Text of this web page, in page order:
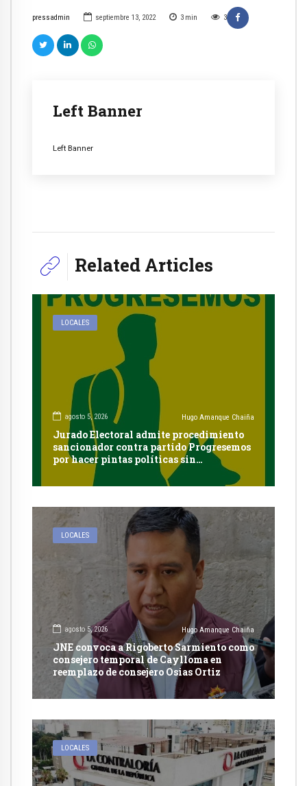
pressadmin septiembre 13, 2022 3 min 3
Left Banner
Left Banner
Related Articles
LOCALES
agosto 5, 2026 Hugo Amanque Chaiña
Jurado Electoral admite procedimiento
sancionador contra partido Progresemos
por hacer pintas políticas sin
autorización en Cayma
LOCALES
agosto 5, 2026 Hugo Amanque Chaiña
JNE convoca a Rigoberto Sarmiento como
consejero temporal de Caylloma en
reemplazo de consejero Osias Ortiz
LOCALES